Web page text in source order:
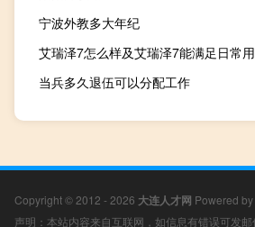
宁波外教多大年纪
艾瑞泽7怎么样及艾瑞泽7能满足日常
当兵多久退伍可以分配工作
Copyright © 2012 - 2026 大连人才网 Powered by
声明：本站内容来自互联网，如信息有错误可发